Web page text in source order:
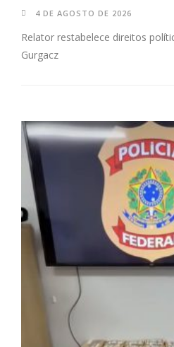
4 DE AGOSTO DE 2026
Relator restabelece direitos
Gurgacz